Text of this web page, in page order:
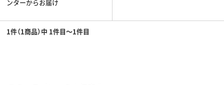
ンターからお届け
1件（1商品）中 1件目～1件目